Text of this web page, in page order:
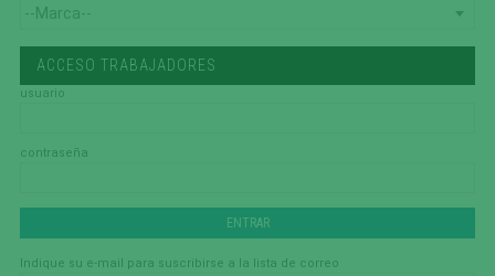
ACCESO TRABAJADORES
usuario
contraseña
Indique su e-mail para suscribirse a la lista de correo